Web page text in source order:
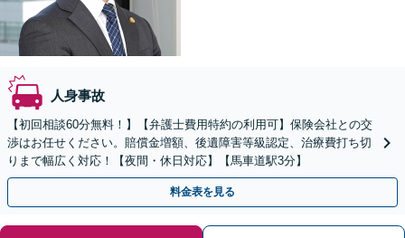
人身事故
【初回相談60分無料！】【弁護士費用特約の利用可】保険会社との交
渉はお任せください。賠償金増額、後遺障害等級認定、治療費打ち切
りまで幅広く対応！【夜間・休日対応】【馬車道駅3分】
料金表を見る